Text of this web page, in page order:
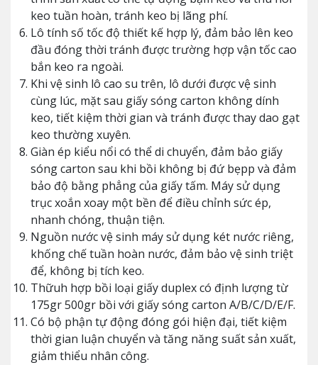
keo tuần hoàn, tránh keo bị lãng phí.
Lô tính số tốc độ thiết kế hợp lý, đảm bảo lên keo
đầu đóng thời tránh được trường hợp vận tốc cao
bắn keo ra ngoài.
Khi vệ sinh lô cao su trên, lô dưới được vệ sinh
cùng lúc, mặt sau giấy sóng carton không dính
keo, tiết kiệm thời gian và tránh được thay dao gạt
keo thường xuyên.
Giàn ép kiểu nổi có thể di chuyển, đảm bảo giấy
sóng carton sau khi bồi không bị đứ bẹpp và đảm
bảo độ bằng phẳng của giấy tấm. Máy sử dụng
trục xoắn xoay một bền để điều chỉnh sức ép,
nhanh chóng, thuận tiện.
Nguồn nước vệ sinh máy sử dụng két nước riêng,
khống chế tuần hoàn nước, đảm bảo vệ sinh triệt
để, không bị tích keo.
Thữuh hợp bồi loại giấy duplex có định lượng từ
175gr 500gr bồi với giấy sóng carton A/B/C/D/E/F.
Có bộ phận tự động đóng gói hiện đại, tiết kiệm
thời gian luận chuyển và tăng năng suất sản xuất,
giảm thiểu nhân công.